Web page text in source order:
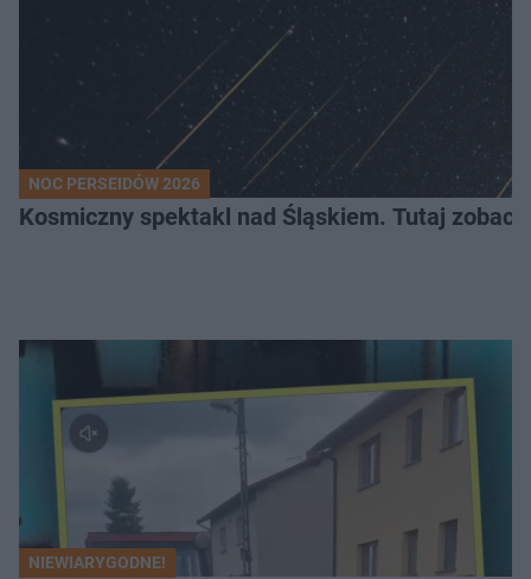
NOC PERSEIDÓW 2026
Kosmiczny spektakl nad Śląskiem. Tutaj
NIEWIARYGODNE!